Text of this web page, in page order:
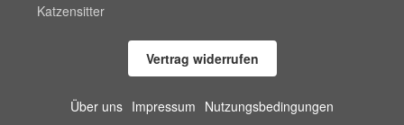
Katzensitter
Vertrag widerrufen
Über uns Impressum Nutzungsbedingungen